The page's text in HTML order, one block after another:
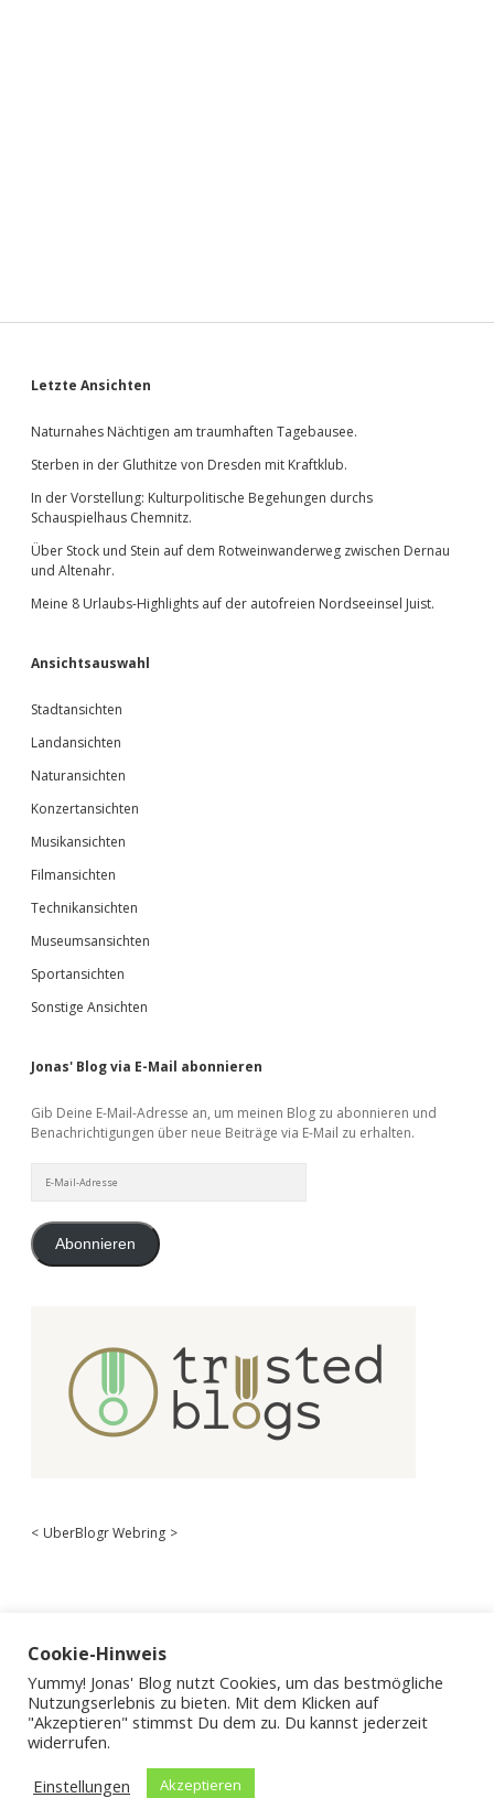
Sidebar
Letzte Ansichten
Naturnahes Nächtigen am traumhaften Tagebausee.
Sterben in der Gluthitze von Dresden mit Kraftklub.
In der Vorstellung: Kulturpolitische Begehungen durchs
Schauspielhaus Chemnitz.
Über Stock und Stein auf dem Rotweinwanderweg zwischen Dernau
und Altenahr.
Meine 8 Urlaubs-Highlights auf der autofreien Nordseeinsel Juist.
Ansichtsauswahl
Stadtansichten
Landansichten
Naturansichten
Konzertansichten
Musikansichten
Filmansichten
Technikansichten
Museumsansichten
Sportansichten
Sonstige Ansichten
Jonas' Blog via E-Mail abonnieren
Gib Deine E-Mail-Adresse an, um meinen Blog zu abonnieren und
Benachrichtigungen über neue Beiträge via E-Mail zu erhalten.
Mail-
Abonnieren
< UberBlogr Webring >
Cookie-Hinweis
Yummy! Jonas' Blog nutzt Cookies, um das bestmögliche
Nutzungserlebnis zu bieten. Mit dem Klicken auf
"Akzeptieren" stimmst Du dem zu. Du kannst jederzeit
widerrufen.
Einstellungen
Akzeptieren